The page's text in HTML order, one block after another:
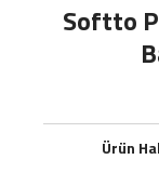
Softto
Ürün